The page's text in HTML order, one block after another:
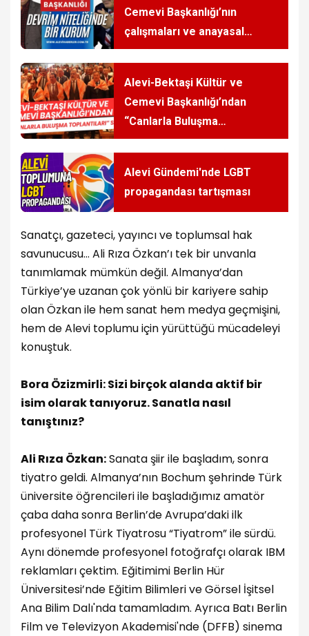
Cemevi Başkanlığı’nın
çalışmaları ve anayasal
haklar
Alevi-Bektaşi Kültür ve
Cemevi Başkanlığı’ndan
“Canlarla Buluşma
Toplantıları” serisi
Alevi Gündemi'nde LGBT
propagandası tartışması
Sanatçı, gazeteci, yayıncı ve toplumsal hak
savunucusu… Ali Rıza Özkan’ı tek bir unvanla
tanımlamak mümkün değil. Almanya’dan
Türkiye’ye uzanan çok yönlü bir kariyere sahip
olan Özkan ile hem sanat hem medya geçmişini,
hem de Alevi toplumu için yürüttüğü mücadeleyi
konuştuk.
Bora Özizmirli: Sizi birçok alanda aktif bir
isim olarak tanıyoruz. Sanatla nasıl
tanıştınız?
Ali Rıza Özkan:Sanata şiir ile başladım, sonra
tiyatro geldi. Almanya’nın Bochum şehrinde Türk
üniversite öğrencileri ile başladığımız amatör
çaba daha sonra Berlin’de Avrupa’daki ilk
profesyonel Türk Tiyatrosu “Tiyatrom” ile sürdü.
Aynı dönemde profesyonel fotoğrafçı olarak IBM
reklamları çektim. Eğitimimi Berlin Hür
Üniversitesi’nde Eğitim Bilimleri ve Görsel İşitsel
Ana Bilim Dalı'nda tamamladım. Ayrıca Batı Berlin
Film ve Televizyon Akademisi'nde (DFFB) sinema